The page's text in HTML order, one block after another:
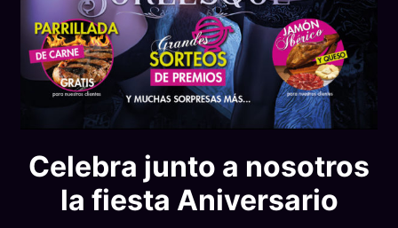
Celebra junto a nosotros
la fiesta Aniversario